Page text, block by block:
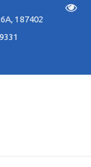
, 187402